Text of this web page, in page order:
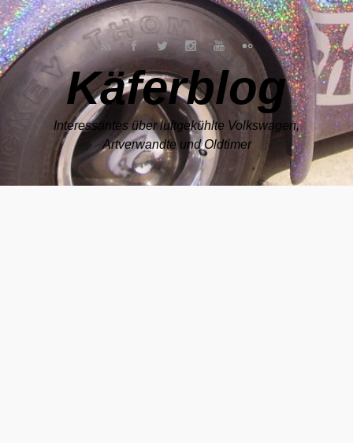
Zum Hauptinhalt springen
Käferblog
Interessantes über luftgekühlte Volkswagen,
Artverwandte und Oldtimer